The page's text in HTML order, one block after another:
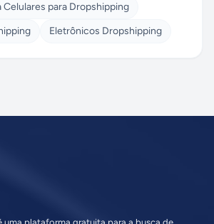
Celulares para Dropshipping
Eletrônicos Dropshipping